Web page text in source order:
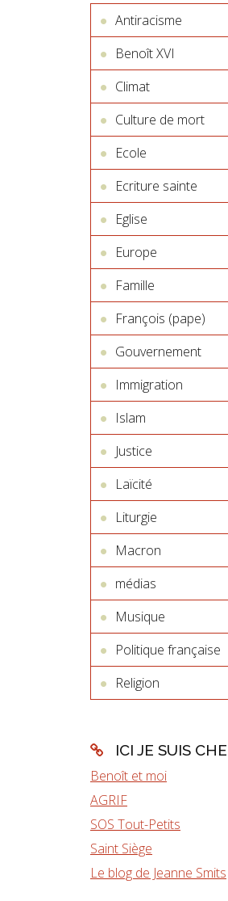
Antiracisme
Benoît XVI
Climat
Culture de mort
Ecole
Ecriture sainte
Eglise
Europe
Famille
François (pape)
Gouvernement
Immigration
Islam
Justice
Laïcité
Liturgie
Macron
médias
Musique
Politique française
Religion
ICI JE SUIS
Benoît et moi
AGRIF
SOS Tout-Petits
Saint Siège
Le blog de Jeanne Smits